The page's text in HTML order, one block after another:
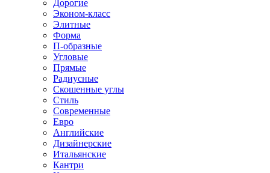
Дорогие
Эконом-класс
Элитные
Форма
П-образные
Угловые
Прямые
Радиусные
Скошенные углы
Стиль
Современные
Евро
Английские
Дизайнерские
Итальянские
Кантри